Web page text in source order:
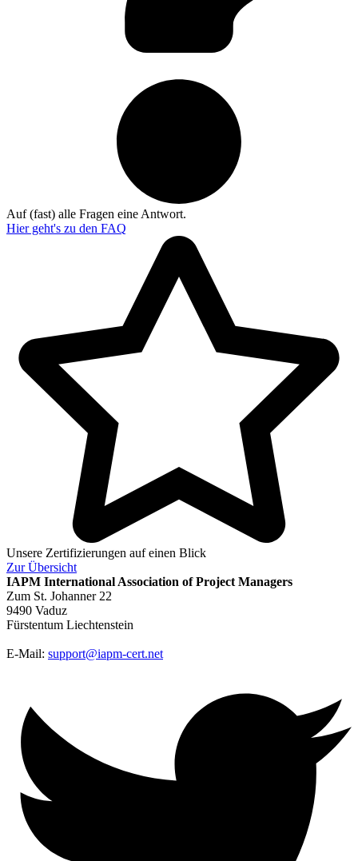
Auf (fast) alle Fragen eine Antwort.
Hier geht's zu den FAQ
Unsere Zertifizierungen auf einen Blick
ZurÜbersicht
IAPM International Association of Project Managers
Zum St. Johanner 22
9490 Vaduz
Fürstentum Liechtenstein
E-Mail: support@iapm-cert.net